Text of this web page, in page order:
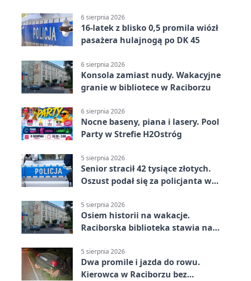
6 sierpnia 2026
16-latek z blisko 0,5 promila wiózł
pasażera hulajnogą po DK 45
6 sierpnia 2026
Konsola zamiast nudy. Wakacyjne
granie w bibliotece w Raciborzu
6 sierpnia 2026
Nocne baseny, piana i lasery. Pool
Party w Strefie H2Ostróg
5 sierpnia 2026
Senior stracił 42 tysiące złotych.
Oszust podał się za policjanta w
5 sierpnia 2026
Osiem historii na wakacje.
Raciborska biblioteka stawia na
5 sierpnia 2026
Dwa promile i jazda do rowu.
Kierowca w Raciborzu bez